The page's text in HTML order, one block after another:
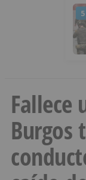
5
Fallece
Burgos